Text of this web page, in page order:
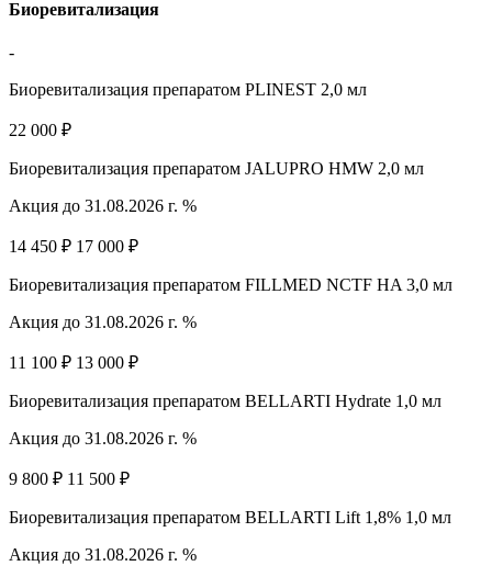
Биоревитализация
-
Биоревитализация препаратом PLINEST 2,0 мл
22 000 ₽
Биоревитализация препаратом JALUPRO HMW 2,0 мл
Акция до 31.08.2026 г. %
14 450 ₽ 17 000 ₽
Биоревитализация препаратом FILLMED NCTF HA 3,0 мл
Акция до 31.08.2026 г. %
11 100 ₽ 13 000 ₽
Биоревитализация препаратом BELLARTI Hydrate 1,0 мл
Акция до 31.08.2026 г. %
9 800 ₽ 11 500 ₽
Биоревитализация препаратом BELLARTI Lift 1,8% 1,0 мл
Акция до 31.08.2026 г. %